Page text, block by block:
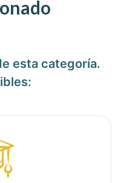
esta categoría.